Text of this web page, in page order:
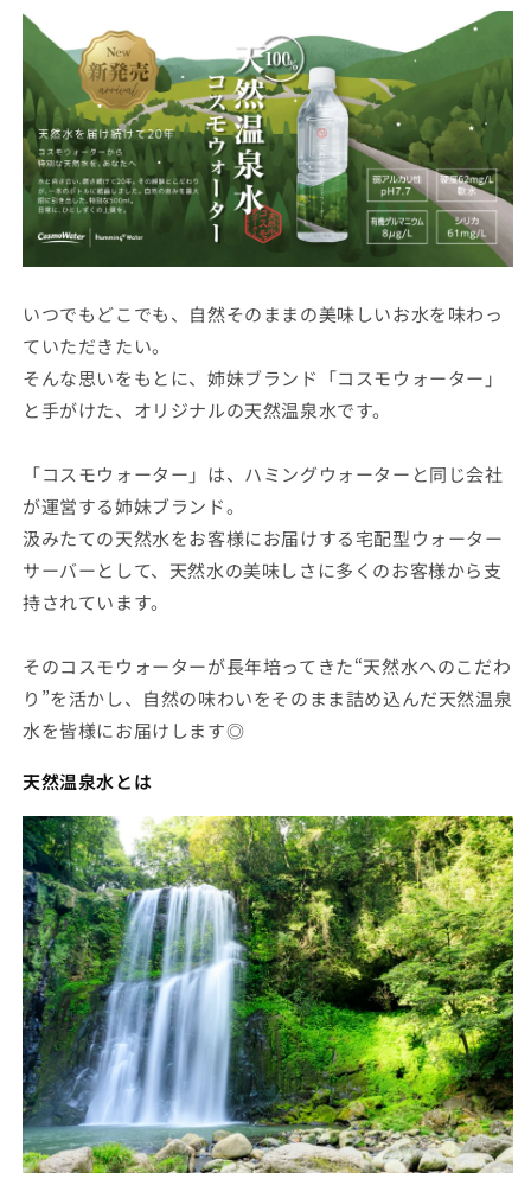
モ
ウ
ォ
ー
タ
ー
500ml（6
本
入
の
数
量
を
す
ウ
ォ
ー
ー
500ml（6
入
の
量
を
いつでもどこでも、自然そのままの美味しいお水を味わっ
ていただきたい。
そんな思いをもとに、姉妹ブランド「コスモウォーター」
と手がけた、オリジナルの天然温泉水です。
「コスモウォーター」は、ハミングウォーターと同じ会社
が運営する姉妹ブランド。
汲みたての天然水をお客様にお届けする宅配型ウォーター
サーバーとして、天然水の美味しさに多くのお客様から支
持されています。
そのコスモウォーターが長年培ってきた“天然水へのこだわ
り”を活かし、自然の味わいをそのまま詰め込んだ天然温泉
水を皆様にお届けします◎
天然温泉水とは